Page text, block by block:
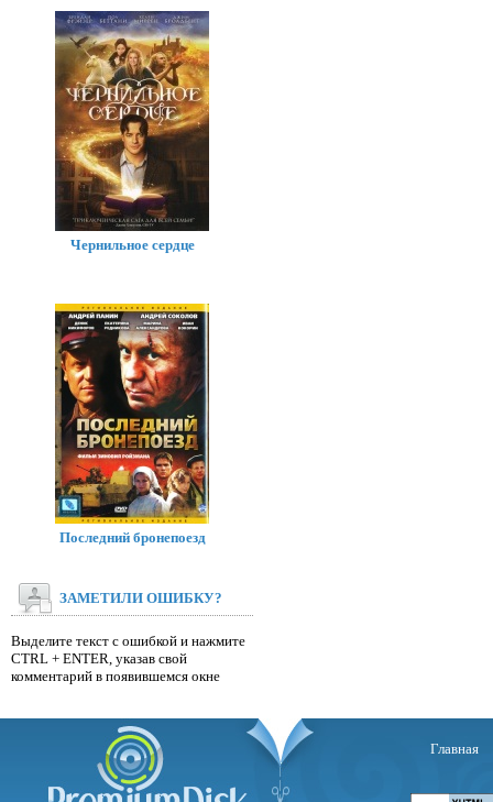
Чернильное сердце
Последний бронепоезд
ЗАМЕТИЛИ ОШИБКУ?
Выделите текст с ошибкой и нажмите
CTRL + ENTER, указав свой
комментарий в появившемся окне
Главная